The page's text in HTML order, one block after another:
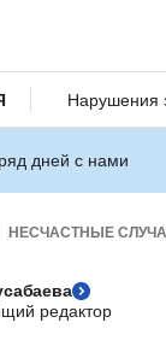
Нарушения
дней с нами
НЕСЧАСТНЫЕ
редактор